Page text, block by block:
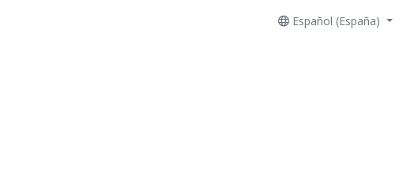
Español (España)